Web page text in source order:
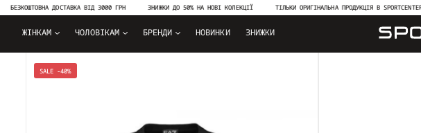
ДОСТАВКА ВІД 3000 ГРН ЗНИЖКИ ДО 50% НА НОВІ КОЛЕКЦІЇ ТІЛЬКИ ОРИГІНАЛЬНА ПРОДУКЦІЯ В SPORTCENTER
ЖІНКАМ ЧОЛОВІКАМ БРЕНДИ НОВИНКИ ЗНИЖКИ
SALE -40%